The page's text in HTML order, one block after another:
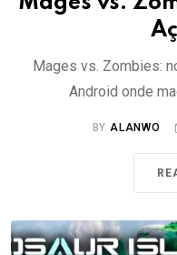
Mages vs. Zombies:
Android onde
BY ALANWO